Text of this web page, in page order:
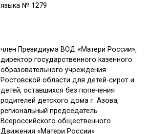
языка № 1279
член Президиума ВОД «Матери России»,
директор государственного казенного
образовательного учреждения
Ростовской области для детей-сирот и
детей, оставшихся без попечения
родителей детского дома г. Азова,
региональный председатель
Всероссийского общественного
Движения «Матери России»